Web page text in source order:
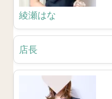
綾瀬はな
店長